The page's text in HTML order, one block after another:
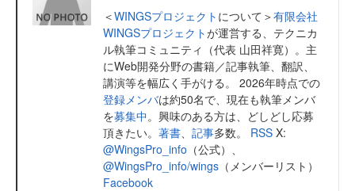
＜WINGSプロジェクト について＞有限会社
WINGSプロジェクトが運営する、テクニカ
ル執筆コミュニティ（代表 山田祥寛）。主
にWeb開発分野の書籍／記事執筆、翻訳、
講演等を幅広く手がける。 2026年時点での
登録メンバは約50名で、現在も執筆メンバ
を募集中。興味のある方は、どしどし応募
頂きたい。 著書 記事多数。 RSS X:
@WingsPro_info （公式）、
@WingsPro_info/wings （メンバーリスト）
Facebook